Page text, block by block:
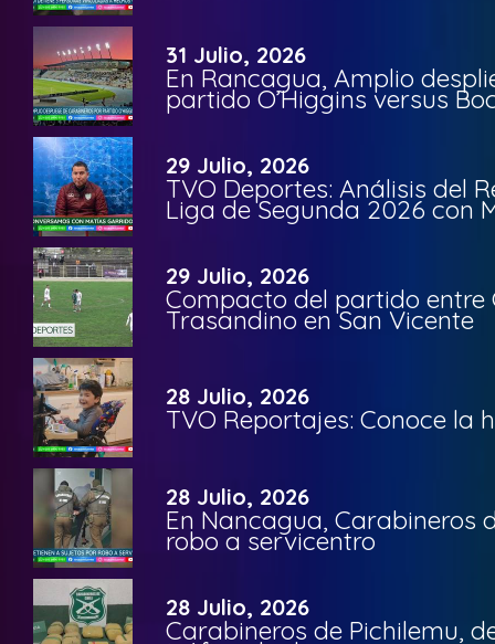
31 Julio, 2026
En Rancagua, Amplio
partido O’Higgins versus
29 Julio, 2026
TVO Deportes: Análisis del
Liga de Segunda 2026 con
29 Julio, 2026
Compacto del partido entre
Trasandino en San Vicente
28 Julio, 2026
TVO Reportajes: Conoce la
28 Julio, 2026
En Nancagua, Carabineros
robo a servicentro
28 Julio, 2026
Carabineros de Pichilemu,